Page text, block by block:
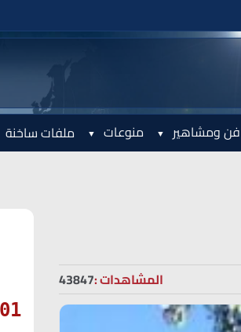
فن ومشاهير منوعات ملفات ساخنة
المشاهدات :43847
01